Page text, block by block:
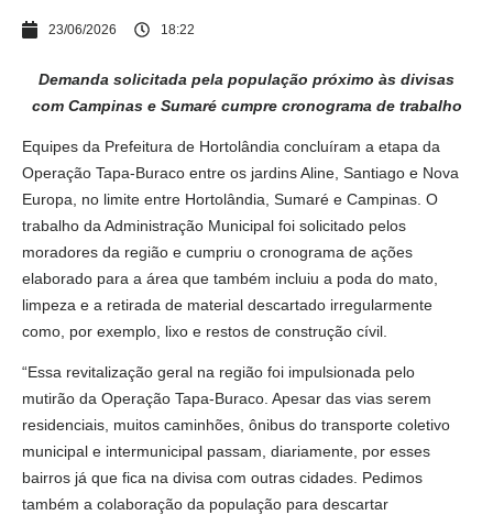
23/06/2026 18:22
Demanda solicitada pela população próximo às divisas
com Campinas e Sumaré cumpre cronograma de trabalho
Equipes da Prefeitura de Hortolândia concluíram a etapa da
Operação Tapa-Buraco entre os jardins Aline, Santiago e Nova
Europa, no limite entre Hortolândia, Sumaré e Campinas. O
trabalho da Administração Municipal foi solicitado pelos
moradores da região e cumpriu o cronograma de ações
elaborado para a área que também incluiu a poda do mato,
limpeza e a retirada de material descartado irregularmente
como, por exemplo, lixo e restos de construção cívil.
“Essa revitalização geral na região foi impulsionada pelo
mutirão da Operação Tapa-Buraco. Apesar das vias serem
residenciais, muitos caminhões, ônibus do transporte coletivo
municipal e intermunicipal passam, diariamente, por esses
bairros já que fica na divisa com outras cidades. Pedimos
também a colaboração da população para descartar